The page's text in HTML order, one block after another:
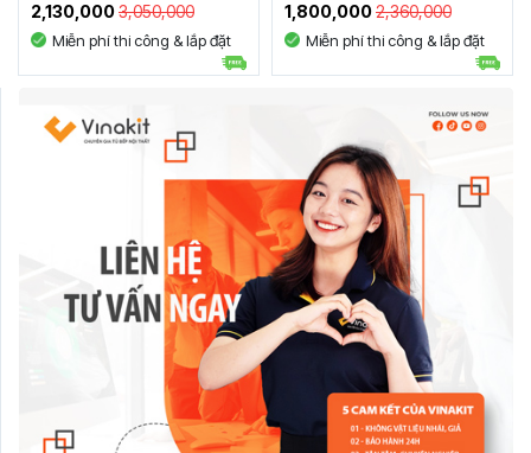
2,130,0003,050,000
Miễn phí thi công & lắp đặt
1,800,0002,360,000
Miễn phí thi công & lắp đặt